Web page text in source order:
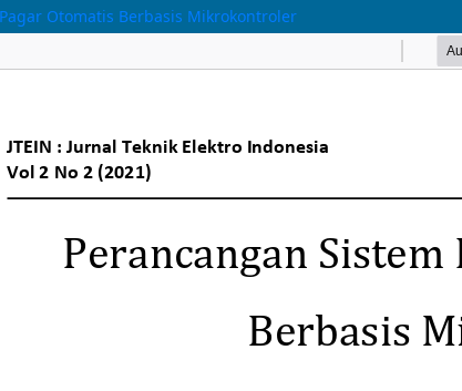
Otomatis Berbasis Mikrokontroler